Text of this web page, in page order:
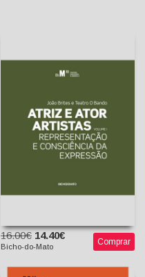
Representação e
Consciência da Expressão
16.00€ 14.40€
Bicho-do-Mato Comprar